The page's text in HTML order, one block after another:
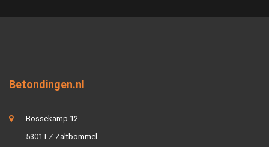
Betondingen.nl
Bossekamp 12
5301 LZ Zaltbommel